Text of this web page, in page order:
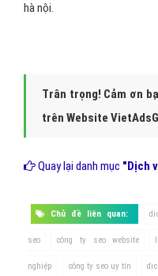
hà nội.
Trân trọng! Cảm ơn
trên Website
Quay lại danh mục "Dịch
Chủ đề liên quan:
seo công ty seo website
nghiệp công ty seo uy tín